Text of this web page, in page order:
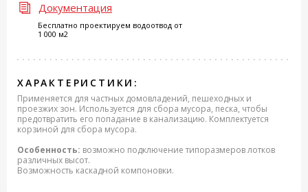
Документация
Бесплатно проектируем водоотвод от
1 000 м2
ХАРАКТЕРИСТИКИ:
Применяется для частных домовладений, пешеходных и
проезжих зон. Используется для сбора мусора, песка, чтобы
предотвратить его попадание в канализацию. Комплектуется
корзиной для сбора мусора.
Особенность: возможно подключение типоразмеров лотков
различных высот.
Возможность каскадной компоновки.